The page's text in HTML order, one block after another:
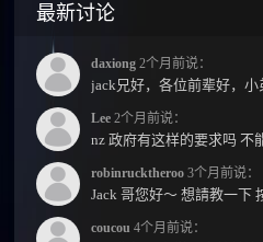
最新讨论
daxiong 2个月前说：
Lee 2个月前说：
nz 政府有这样的要求吗 不
robinrucktheroo 3个月前说：
coucou 4个月前说：